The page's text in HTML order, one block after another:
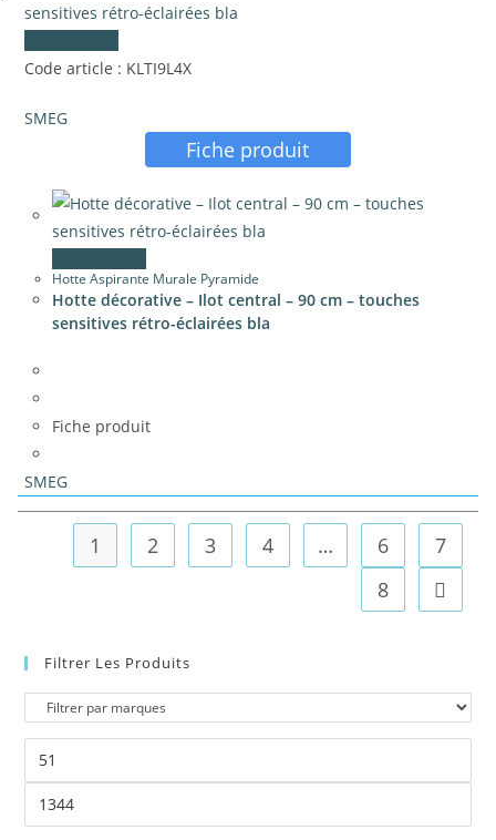
Code article : KLTI9L4X
SMEG
Fiche produit
Hotte Aspirante Murale Pyramide
Hotte décorative – Ilot central – 90 cm – touches
sensitives rétro-éclairées bla
Fiche produit
SMEG
1 2 3 4 … 6
7
8
Filtrer Les Produits